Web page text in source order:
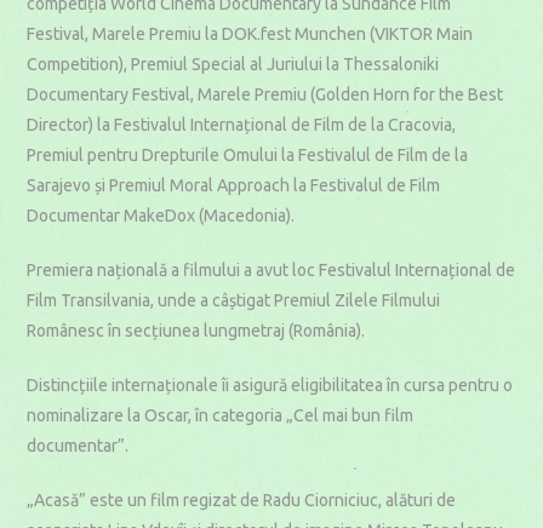
competiția World Cinema Documentary la Sundance Film
Festival, Marele Premiu la DOK.fest Munchen (VIKTOR Main
Competition), Premiul Special al Juriului la Thessaloniki
Documentary Festival, Marele Premiu (Golden Horn for the Best
Director) la Festivalul Internațional de Film de la Cracovia,
Premiul pentru Drepturile Omului la Festivalul de Film de la
Sarajevo și Premiul Moral Approach la Festivalul de Film
Documentar MakeDox (Macedonia).
Premiera națională a filmului a avut loc Festivalul Internațional de
Film Transilvania, unde a câștigat Premiul Zilele Filmului
Românesc în secțiunea lungmetraj (România).
Distincțiile internaționale îi asigură eligibilitatea în cursa pentru o
nominalizare la Oscar, în categoria „Cel mai bun film
documentar”.
„Acasă” este un film regizat de Radu Ciorniciuc, alături de